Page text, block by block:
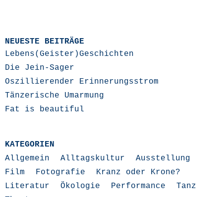
NEUESTE BEITRÄGE
Lebens(Geister)Geschichten
Die Jein-Sager
Oszillierender Erinnerungsstrom
Tänzerische Umarmung
Fat is beautiful
KATEGORIEN
Allgemein
Alltagskultur
Ausstellung
Film
Fotografie
Kranz oder Krone?
Literatur
Ökologie Performance
Tanz